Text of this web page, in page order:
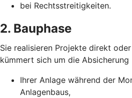
bei Rechtsstreitigkeiten.
2. Bauphase
Sie realisieren Projekte direkt
kümmert sich um die Absicherung
Ihrer Anlage während der
Anlagenbaus,